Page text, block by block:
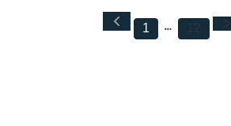
1 12